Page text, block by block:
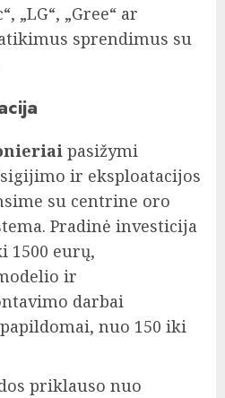
„LG“, „Gree“ ar
sprendimus su
pasižymi
ir eksploatacijos
su centrine oro
Pradinė investicija
1500 eurų,
ir
darbai
nuo 150 iki
priklauso nuo